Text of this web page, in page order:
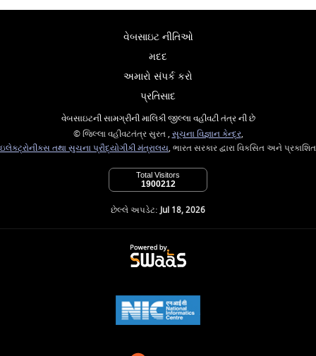
વેબસાઇટ નીતિઓ
મદદ
અમારો સંપર્ક કરો
પ્રતિસાદ
વેબસાઇટની સામગ્રીની માલિકી જીલ્લા વહીવટી તંત્ર ની છે
© જિલ્લા વહીવટતંત્ર સુરત , સૂચના વિજ્ઞાન કેન્દ્ર,
ઇલેક્ટ્રોનીક્સ તથા સુચના પ્રૌદ્યોગીકી મંત્રાલય, ભારત સરકાર દ્વારા વિકસિત અને પ્રકાશિત
Total Visitors
1900212
છેલ્લે અપડેટ:Jul 18, 2026